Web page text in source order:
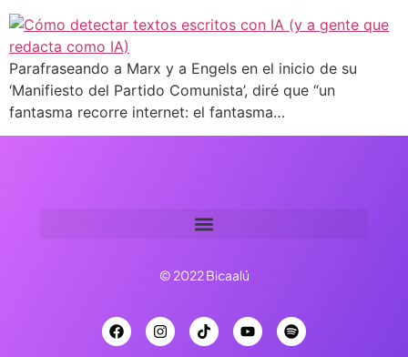
Parafraseando a Marx y a Engels en el inicio de su
‘Manifiesto del Partido Comunista’, diré que “un
fantasma recorre internet: el fantasma…
© 2022 Bicaalú